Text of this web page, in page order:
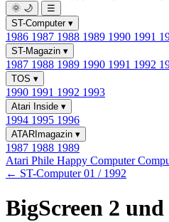
🌞 🌙
☰
ST-Computer ▾
1986 1987 1988 1989 1990 1991
ST-Magazin ▾
1987 1988 1989 1990 1991 1992
TOS ▾
1990 1991 1992 1993
Atari Inside ▾
1994 1995 1996
ATARImagazin ▾
1987 1988 1989
Atari Phile Happy Computer
← ST-Computer 01 / 1992
BigScreen 2